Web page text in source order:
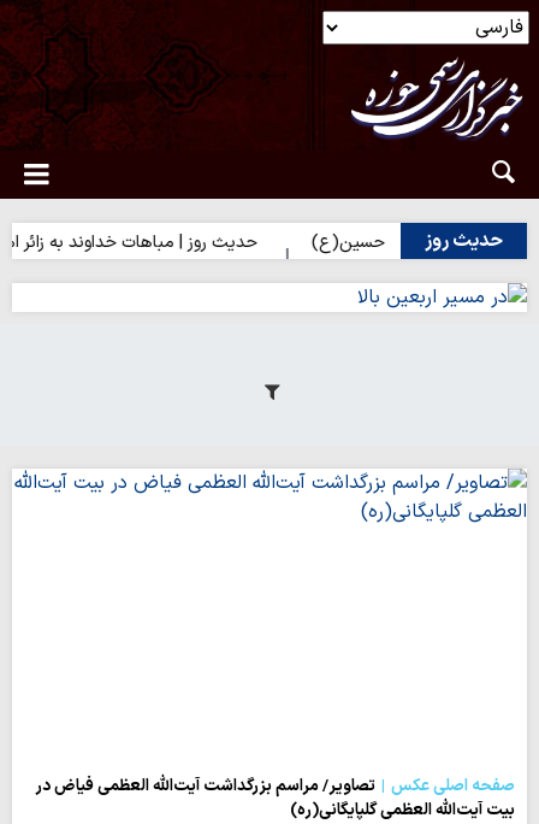
حدیث روز
امام حسین(ع) حدیث روز | مباهات خداوند به زائر امام
صفحه اصلی عکس
تصاویر/ مراسم بزرگداشت آیت‌الله العظمی فیاض در
بیت آیت‌الله العظمی گلپایگانی(ره)